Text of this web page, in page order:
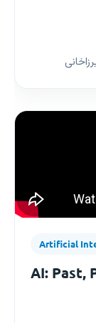
Artificial
AI: Past,